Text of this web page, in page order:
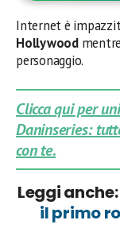
Internet è
Hollywood
personaggio.
Clicca qui per
Daninseries:
con te.
Leggi anche:
il primo